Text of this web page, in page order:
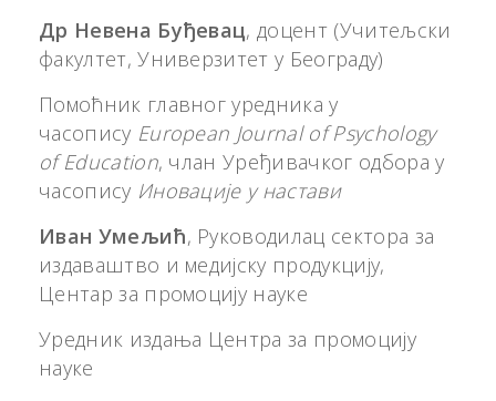
Др Невена Буђевац, доцент (Учитељски
факултет, Универзитет у Београду)
Помоћник главног уредника у
часопису European Journal of Psychology
of Education, члан Уређивачког одбора у
часопису Иновације у настави
Иван Умељић, Руководилац сектора за
издаваштво и медијску продукцију,
Центар за промоцију науке
Уредник издања Центра за промоцију
науке